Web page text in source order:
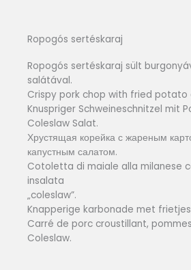
Ropogós sertéskaraj
Ropogós sertéskaraj sült
salátával.
Crispy pork chop with fried potato
Knuspriger Schweineschnitzel mit
Coleslaw Salat.
Хрустящая корейка с жареным
капустным салатом.
Cotoletta di maiale alla milanese
insalata
„coleslaw”.
Knapperige karbonade met
Carré de porc croustillant,
Coleslaw.